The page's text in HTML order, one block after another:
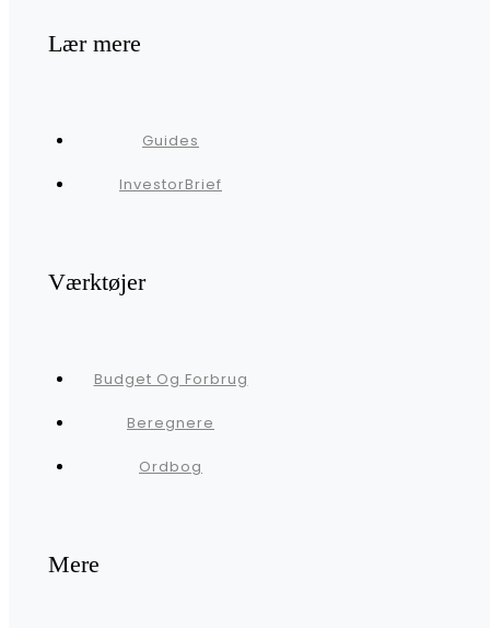
Lær mere
Guides
InvestorBrief
Værktøjer
Budget Og Forbrug
Beregnere
Ordbog
Mere